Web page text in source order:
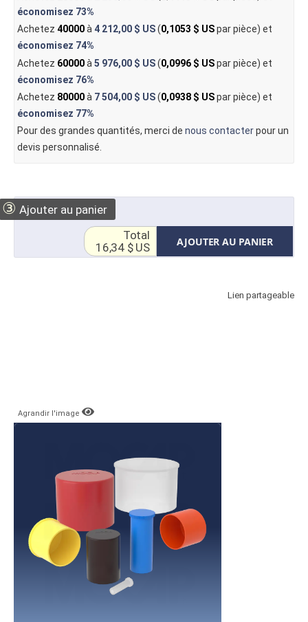
économisez 73%
Achetez 40000à4 212,00 $ US(0,1053 $ USpar pièce) et
économisez 74%
Achetez 60000à 5 976,00 $ US(0,0996 $ USpar pièce) et
économisez 76%
Achetez 80000à 7 504,00 $ US(0,0938 $ USpar pièce) et
économisez 77%
Pour des grandes quantités, merci de nous contacterpour un
devis personnalisé.
③ Ajouter au panier
AJOUTER AU PANIER
Total
16,34 $ US
Lien partageable
Agrandir l'image